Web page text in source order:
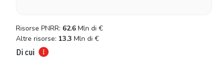
Risorse PNRR: 62.6 Mln di €
Altre risorse: 13.3 Mln di €
Di cui